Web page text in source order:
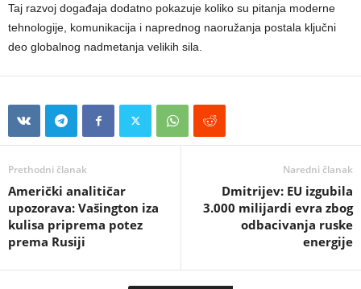
Taj razvoj događaja dodatno pokazuje koliko su pitanja moderne
tehnologije, komunikacija i naprednog naoružanja postala ključni
deo globalnog nadmetanja velikih sila.
Prethodni članak
Američki analitičar
upozorava: Vašington iza
kulisa priprema potez
prema Rusiji
Naredni članak
Dmitrijev: EU izgubila
3.000 milijardi evra zbog
odbacivanja ruske
energije